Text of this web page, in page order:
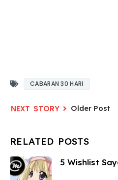
CABARAN 30 HARI
Older Post
5 Wishlist